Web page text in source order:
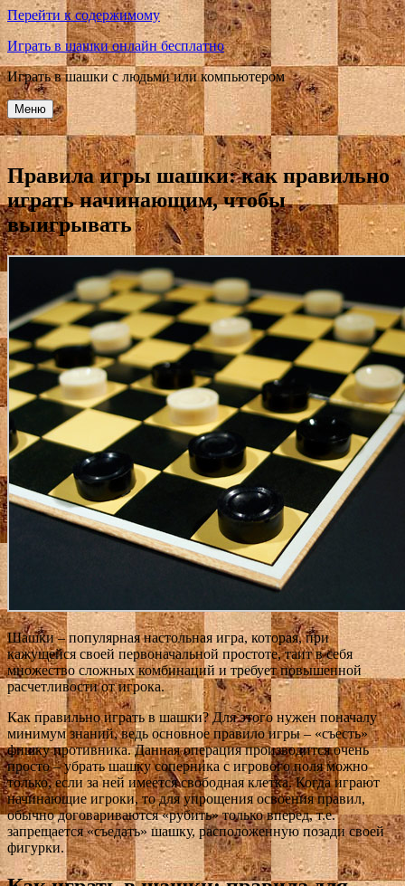
Перейти к содержимому
Играть в шашки онлайн бесплатно
Играть в шашки с людьми или компьютером
Меню
Правила игры шашки: как правильно
играть начинающим, чтобы
выигрывать
Шашки – популярная настольная игра, которая, при
кажущейся своей первоначальной простоте, таит в себя
множество сложных комбинаций и требует повышенной
расчетливости от игрока.
Как правильно играть в шашки? Для этого нужен поначалу
минимум знаний, ведь основное правило игры – «съесть»
фишку противника. Данная операция производится очень
просто – убрать шашку соперника с игрового поля можно
только, если за ней имеется свободная клетка. Когда играют
начинающие игроки, то для упрощения освоения правил,
обычно договариваются «рубить» только вперед, т.е.
запрещается «съедать» шашку, расположенную позади своей
фигурки.